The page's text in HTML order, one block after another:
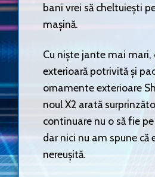
bani vrei să cheltuiești
mașină.
Cu niște jante mai mari,
exterioară potrivită și
ornamente exterioare
noul X2 arată
continuare nu o să fie
dar nici nu am spune că
nereușită.